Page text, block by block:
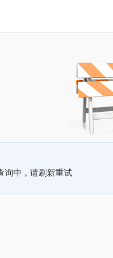
询中，请刷新重试